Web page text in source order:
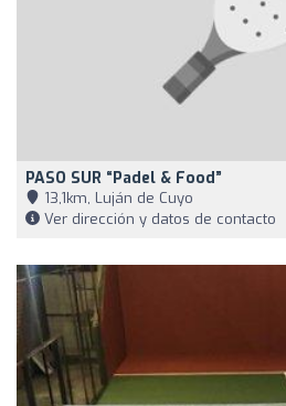
PASO SUR “Padel & Food”
13,1km, Luján de Cuyo
Ver dirección y datos de contacto